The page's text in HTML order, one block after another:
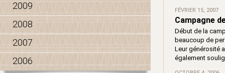
2009
2008
2007
2006
FÉVRIER 15, 2007
Campagne
Début de la
beaucoup de
Leur générosité
également